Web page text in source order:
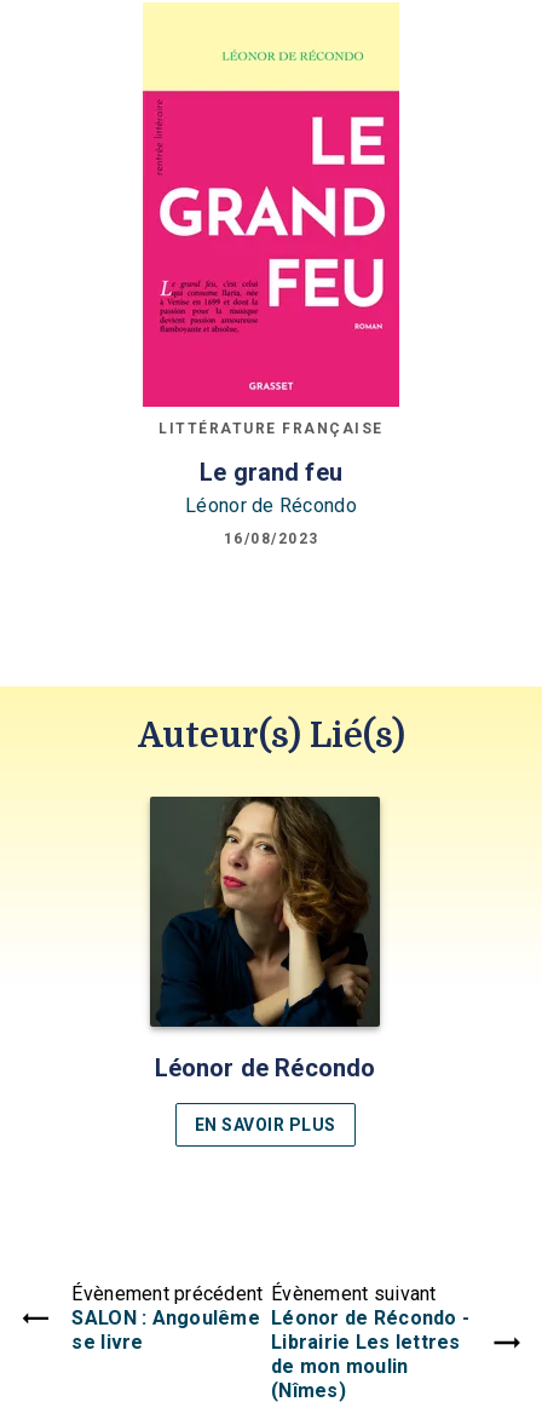
LITTÉRATURE FRANÇAISE
Le grand feu
Léonor de Récondo
16/08/2023
Auteur(s) Lié(s)
Léonor de Récondo
EN SAVOIR PLUS
Évènement précédent
SALON : Angoulême
se livre
Évènement suivant
Léonor de Récondo -
Librairie Les lettres
de mon moulin
(Nîmes)